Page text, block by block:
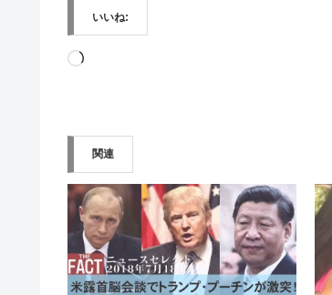
いいね:
読
み
中…
関連